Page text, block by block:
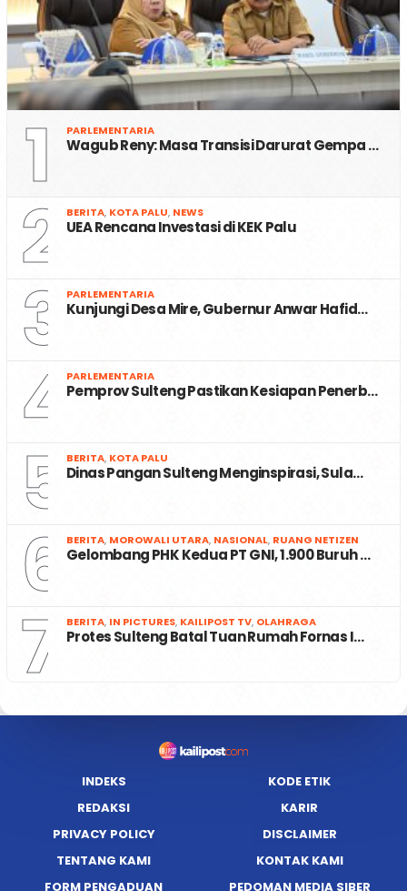
1 PARLEMENTARIA
Wagub Reny: Masa Transisi Darurat Gempa …
2 BERITA, KOTA PALU, NEWS
UEA Rencana Investasi di KEK Palu
3 PARLEMENTARIA
Kunjungi Desa Mire, Gubernur Anwar Hafid…
4 PARLEMENTARIA
Pemprov Sulteng Pastikan Kesiapan Penerb…
5 BERITA, KOTA PALU
Dinas Pangan Sulteng Menginspirasi, Sula…
6 BERITA, MOROWALI UTARA, NASIONAL, RUANG NETIZEN
Gelombang PHK Kedua PT GNI, 1.900 Buruh …
7 BERITA, IN PICTURES, KAILIPOST TV, OLAHRAGA
Protes Sulteng Batal Tuan Rumah Fornas I…
INDEKS
KODE ETIK
REDAKSI
KARIR
PRIVACY POLICY
DISCLAIMER
TENTANG KAMI
KONTAK KAMI
FORM PENGADUAN
PEDOMAN MEDIA SIBER